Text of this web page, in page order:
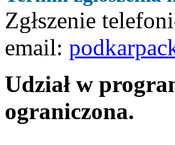
Zgłszenie
email:
Udział w
ograniczona.